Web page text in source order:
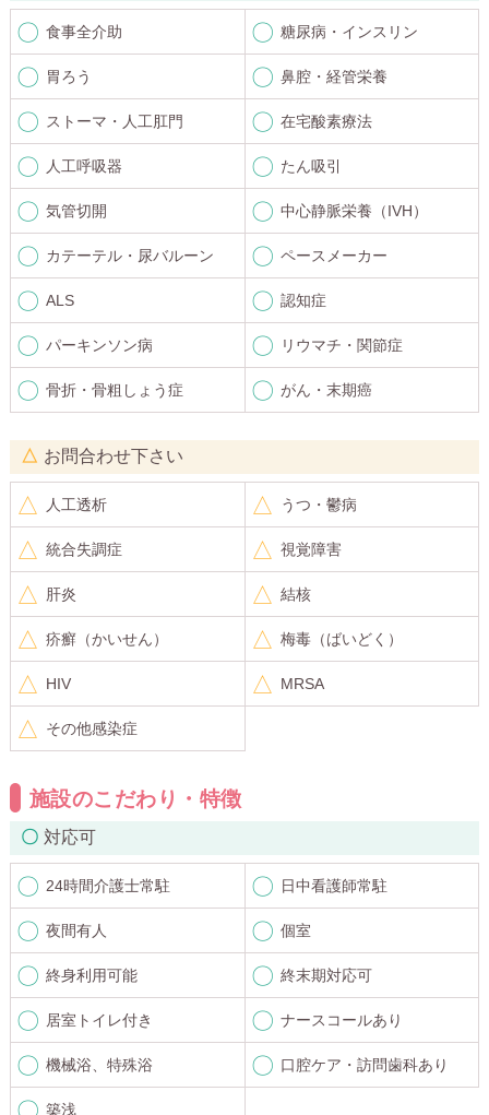
食事全介助 糖尿病・インスリン
胃ろう 鼻腔・経管栄養
ストーマ・人工肛門 在宅酸素療法
人工呼吸器 たん吸引
気管切開 中心静脈栄養（IVH）
カテーテル・尿バルーン ペースメーカー
ALS 認知症
パーキンソン病 リウマチ・関節症
骨折・骨粗しょう症 がん・末期癌
お問合わせ下さい
人工透析 うつ・鬱病
統合失調症 視覚障害
肝炎 結核
疥癬（かいせん） 梅毒（ばいどく）
HIV MRSA
その他感染症
施設のこだわり・特徴
対応可
24時間介護士常駐 日中看護師常駐
夜間有人 個室
終身利用可能 終末期対応可
居室トイレ付き ナースコールあり
機械浴、特殊浴 口腔ケア・訪問歯科あり
築浅